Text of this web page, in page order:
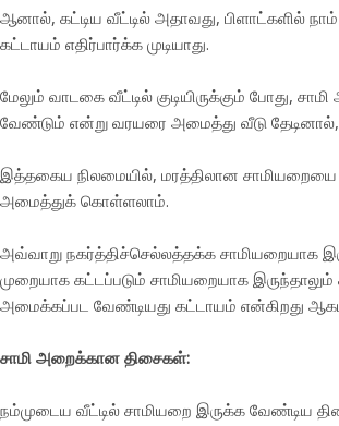
ஆனால், கட்டிய வீட்டில் அதாவது, பிளாட்களில்
கட்டாயம் எதிர்பார்க்க முடியாது.
மேலும் வாடகை வீட்டில் குடியிருக்கும் போது,
வேண்டும் என்று வரயரை அமைத்து வீடு தேடினால்,
இத்தகைய நிலமையில், மரத்திலான
அமைத்துக் கொள்ளலாம்.
அவ்வாறு நகர்த்திச்செல்லத்தக்க சாமியறையாக
முறையாக கட்டப்படும் சாமியறையாக இருந்தாலும்
அமைக்கப்பட வேண்டியது கட்டாயம் என்கிறது
சாமி அறைக்கான திசைகள்:
நம்முடைய வீட்டில் சாமியறை இருக்க வேண்டிய